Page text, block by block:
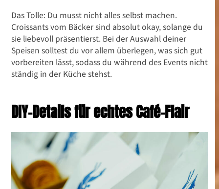
Das Tolle: Du musst nicht alles selbst machen.
Croissants vom Bäcker sind absolut okay, solange du
sie liebevoll präsentierst. Bei der Auswahl deiner
Speisen solltest du vor allem überlegen, was sich gut
vorbereiten lässt, sodass du während des Events nicht
ständig in der Küche stehst.
DIY-Details für echtes Café-Flair